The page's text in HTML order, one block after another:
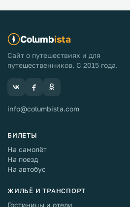
Columbista
Сайт о путешествиях и для
путешественников. С 2015 года.
info@columbista.com
БИЛЕТЫ
На самолёт
На поезд
На автобус
ЖИЛЬЁ И ТРАНСПОРТ
Гостиницы и отели